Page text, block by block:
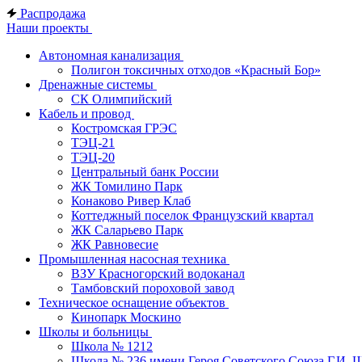
Распродажа
Наши проекты
Автономная канализация
Полигон токсичных отходов «Красный Бор»
Дренажные системы
СК Олимпийский
Кабель и провод
Костромская ГРЭС
ТЭЦ-21
ТЭЦ-20
Центральный банк России
ЖК Томилино Парк
Конаково Ривер Клаб
Коттеджный поселок Французский квартал
ЖК Саларьево Парк
ЖК Равновесие
Промышленная насосная техника
ВЗУ Красногорский водоканал
Тамбовский пороховой завод
Техническое оснащение объектов
Кинопарк Москино
Школы и больницы
Школа № 1212